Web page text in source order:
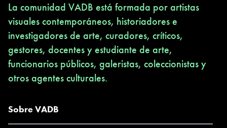
La comunidad VADB está formada por artistas
visuales contemporáneos, historiadores e
investigadores de arte, curadores, críticos,
gestores, docentes y estudiante de arte,
funcionarios públicos, galeristas, coleccionistas y
otros agentes culturales.
Sobre VADB